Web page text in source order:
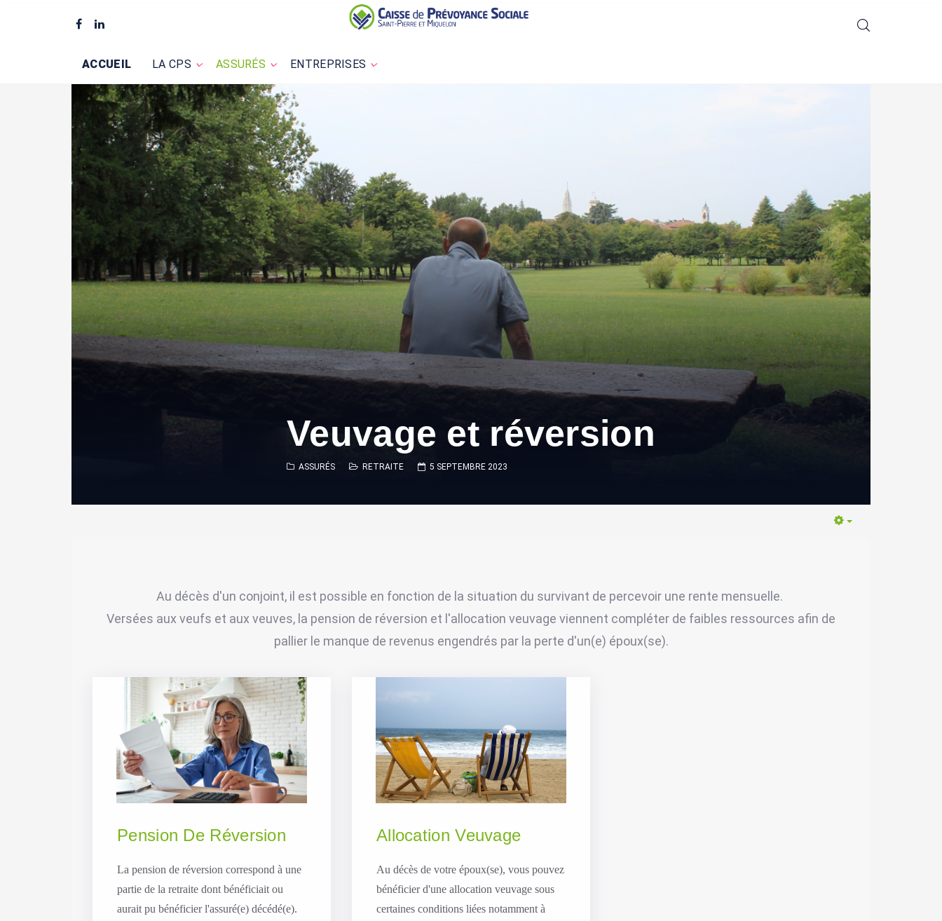
ACCUEIL LA CPS ASSURÉS ENTREPRISES
Veuvage et réversion
ASSURÉS RETRAITE 5 SEPTEMBRE 2023
Au décès d'un conjoint, il est possible en fonction de la situation du survivant de percevoir une rente mensuelle.
Versées aux veufs et aux veuves, la pension de réversion et l'allocation veuvage viennent compléter de faibles ressources afin de
pallier le manque de revenus engendrés par la perte d'un(e) époux(se).
Pension De Réversion
La pension de réversion correspond à une
partie de la retraite dont bénéficiait ou
aurait pu bénéficier l'assuré(e) décédé(e).
Allocation Veuvage
Au décès de votre époux(se), vous pouvez
bénéficier d'une allocation veuvage sous
certaines conditions liées notamment à